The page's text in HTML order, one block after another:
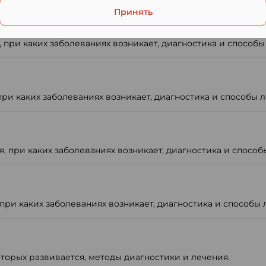
каких заболеваниях возникает, диагностика и
каких заболеваниях возникает, диагностика и способы
каких заболеваниях возникает, диагностика и
каких заболеваниях возникает, диагностика и способы
развивается, методы диагностики и лечения.
Принять